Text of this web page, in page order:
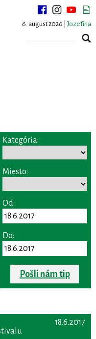
6. august 2026 | Jozefína
Kategória:
Miesto:
Od:
Do:
Pošli nám tip
18.6.2017